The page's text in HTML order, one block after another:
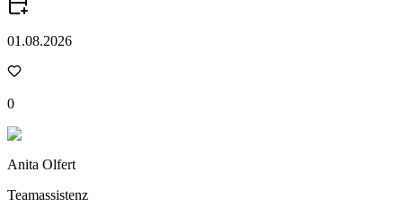
01.08.2026
0
Anita Olfert
Teamassistenz